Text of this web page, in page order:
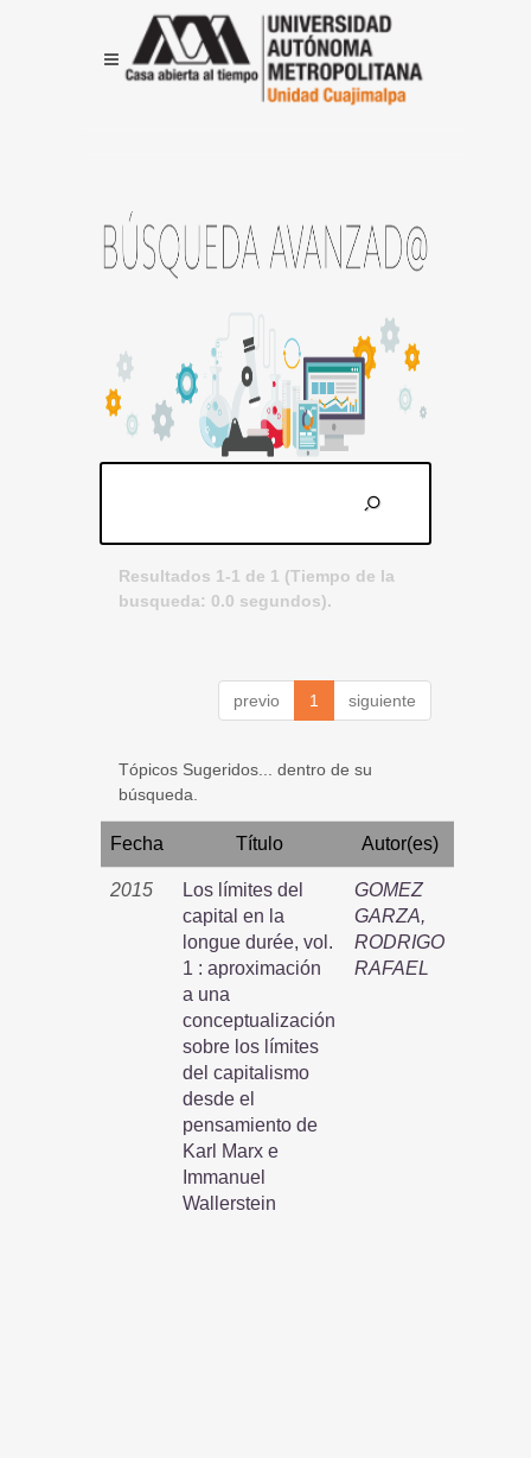
Resultados 1-1 de 1 (Tiempo de la
busqueda: 0.0 segundos).
previo 1 siguiente
Tópicos Sugeridos... dentro de su
búsqueda.
Fecha Título Autor(es)
2015
Los límites del
capital en la
longue durée, vol.
1 : aproximación
a una
conceptualización
sobre los límites
del capitalismo
desde el
pensamiento de
Karl Marx e
Immanuel
Wallerstein
GOMEZ
GARZA,
RODRIGO
RAFAEL